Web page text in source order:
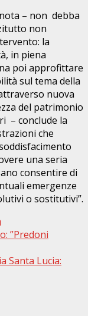
– non debba
non
la
in piena
poi approfittare
sul tema della
nuova
del patrimonio
– conclude la
che
una seria
consentire di
emergenze
o sostitutivi”.
”Predoni
Santa Lucia: